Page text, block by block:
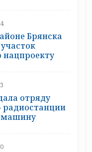
Брянска
нацпроекту
отряду
радиостанции
машину